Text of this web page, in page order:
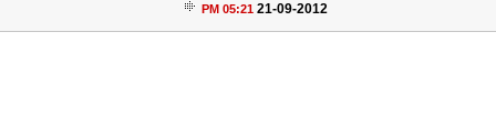
21-09-2012
05:21 PM